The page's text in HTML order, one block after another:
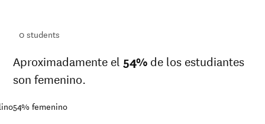
0students
Aproximadamente el 54% de los estudiantes
son femenino.
54% femenino